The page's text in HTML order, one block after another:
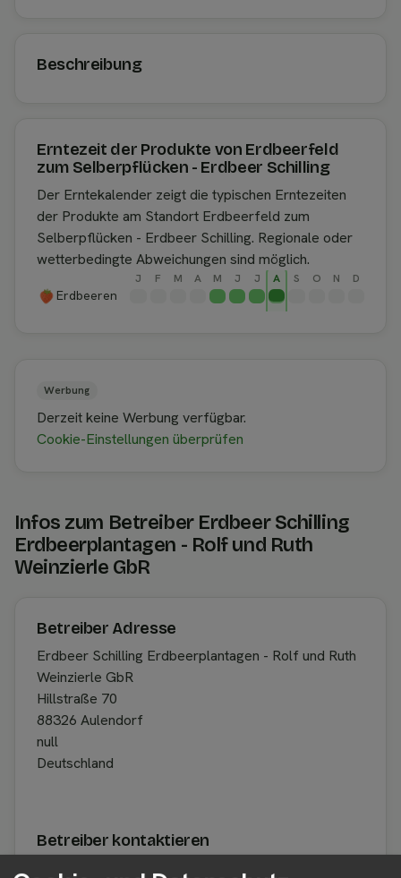
Beschreibung
Erntezeit der Produkte von Erdbeerfeld
zum Selberpflücken - Erdbeer Schilling
Der Erntekalender zeigt die typischen Erntezeiten
der Produkte am Standort Erdbeerfeld zum
Selberpflücken - Erdbeer Schilling. Regionale oder
wetterbedingte Abweichungen sind möglich.
J F M A M J J A S O N D
Erdbeeren
Werbung
Derzeit keine Werbung verfügbar.
Cookie-Einstellungen überprüfen
Infos zum Betreiber Erdbeer Schilling
Erdbeerplantagen - Rolf und Ruth
Weinzierle GbR
Betreiber Adresse
Erdbeer Schilling Erdbeerplantagen - Rolf und Ruth
Weinzierle GbR
Hillstraße 70
88326 Aulendorf
null
Deutschland
Betreiber kontaktieren